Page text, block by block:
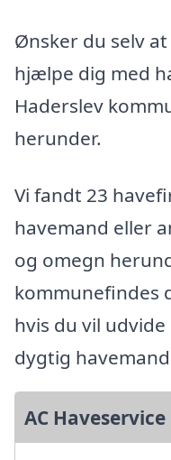
Ønsker du selv
hjælpe dig med
Haderslev
herunder.
Vi fandt 23
havemand eller
og omegn
kommunefindes
hvis du vil
dygtig
AC Haveservice